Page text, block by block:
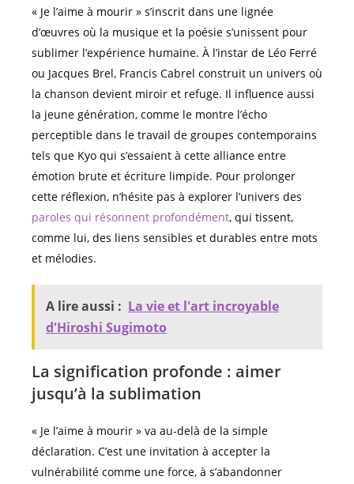
« Je l’aime à mourir » s’inscrit dans une lignée
d’œuvres où la musique et la poésie s’unissent pour
sublimer l’expérience humaine. À l’instar de Léo Ferré
ou Jacques Brel, Francis Cabrel construit un univers où
la chanson devient miroir et refuge. Il influence aussi
la jeune génération, comme le montre l’écho
perceptible dans le travail de groupes contemporains
tels que Kyo qui s’essaient à cette alliance entre
émotion brute et écriture limpide. Pour prolonger
cette réflexion, n’hésite pas à explorer l’univers des
paroles qui résonnent profondément, qui tissent,
comme lui, des liens sensibles et durables entre mots
et mélodies.
A lire aussi : La vie et l'art incroyable
d'Hiroshi Sugimoto
La signification profonde : aimer
jusqu’à la sublimation
« Je l’aime à mourir » va au-delà de la simple
déclaration. C’est une invitation à accepter la
vulnérabilité comme une force, à s’abandonner